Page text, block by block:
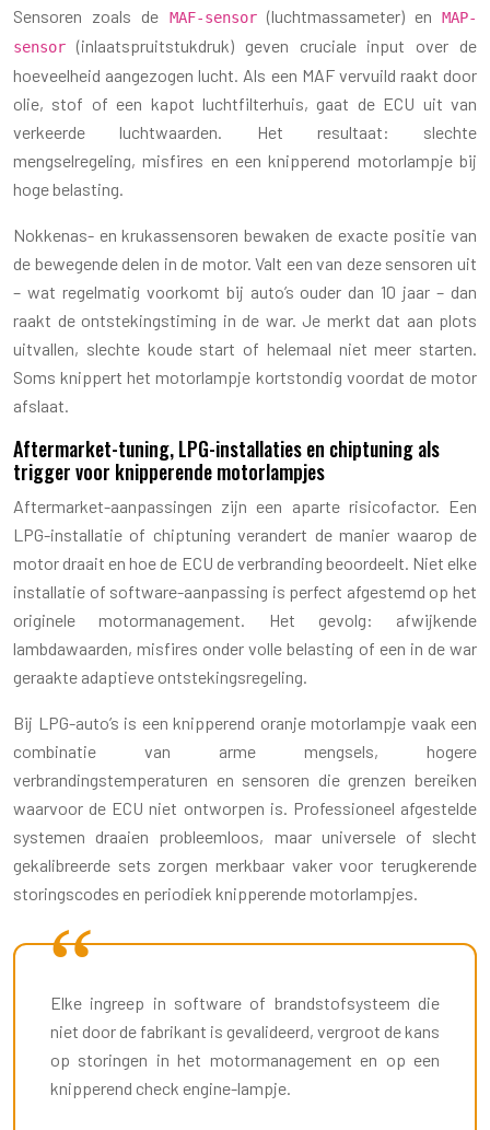
Sensoren zoals de MAF-sensor(luchtmassameter) en MAP-
sensor (inlaatspruitstukdruk) geven cruciale input over de
hoeveelheid aangezogen lucht. Als een MAF vervuild raakt door
olie, stof of een kapot luchtfilterhuis, gaat de ECU uit van
verkeerde luchtwaarden. Het resultaat: slechte
mengselregeling, misfires en een knipperend motorlampje bij
hoge belasting.
Nokkenas- en krukassensoren bewaken de exacte positie van
de bewegende delen in de motor. Valt een van deze sensoren uit
– wat regelmatig voorkomt bij auto’s ouder dan 10 jaar – dan
raakt de ontstekingstiming in de war. Je merkt dat aan plots
uitvallen, slechte koude start of helemaal niet meer starten.
Soms knippert het motorlampje kortstondig voordat de motor
afslaat.
Aftermarket-tuning, LPG-installaties en chiptuning als
trigger voor knipperende motorlampjes
Aftermarket-aanpassingen zijn een aparte risicofactor. Een
LPG-installatie of chiptuning verandert de manier waarop de
motor draait en hoe de ECU de verbranding beoordeelt. Niet elke
installatie of software-aanpassing is perfect afgestemd op het
originele motormanagement. Het gevolg: afwijkende
lambdawaarden, misfires onder volle belasting of een in de war
geraakte adaptieve ontstekingsregeling.
Bij LPG-auto’s is een knipperend oranje motorlampje vaak een
combinatie van arme mengsels, hogere
verbrandingstemperaturen en sensoren die grenzen bereiken
waarvoor de ECU niet ontworpen is. Professioneel afgestelde
systemen draaien probleemloos, maar universele of slecht
gekalibreerde sets zorgen merkbaar vaker voor terugkerende
storingscodes en periodiek knipperende motorlampjes.
Elke ingreep in software of brandstofsysteem die
niet door de fabrikant is gevalideerd, vergroot de kans
op storingen in het motormanagement en op een
knipperend check engine-lampje.